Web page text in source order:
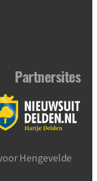
Partnersites
Hengevelde